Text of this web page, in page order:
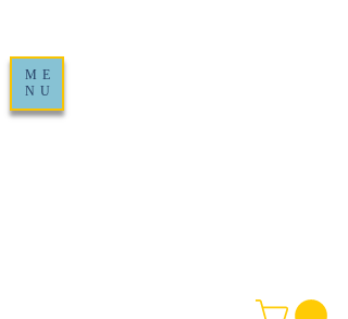
ME
NU